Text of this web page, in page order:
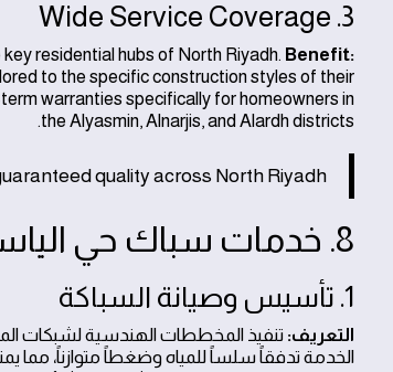
3. Wide Service Coverage
residential hubs of North Riyadh. Benefit:
to the specific construction styles of their
warranties specifically for homeowners in
the Alyasmin, Alnarjis, and Alardh districts.
quality across North Riyadh.
8. خدمات سباك حي الياسمين المتكاملة
1. تأسيس وصيانة السباكة
التعريف: تنفيذ المخططات الهندسية لشبكات
الخدمة تدفقاً سلساً للمياه وضغطاً متوازناً، مما